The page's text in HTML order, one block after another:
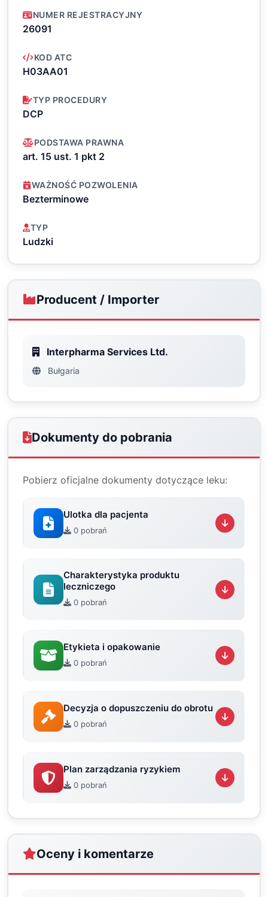
NUMER REJESTRACYJNY
26091
KOD ATC
H03AA01
TYP PROCEDURY
DCP
PODSTAWA PRAWNA
art. 15 ust. 1 pkt 2
WAŻNOŚĆ POZWOLENIA
Bezterminowe
TYP
Ludzki
Producent / Importer
Interpharma Services Ltd.
Bułgaria
Dokumenty do pobrania
Pobierz oficjalne dokumenty dotyczące leku:
Ulotka dla pacjenta
0 pobrań
Charakterystyka produktu
leczniczego
0 pobrań
Etykieta i opakowanie
0 pobrań
Decyzja o dopuszczeniu do obrotu
0 pobrań
Plan zarządzania ryzykiem
0 pobrań
Oceny i komentarze